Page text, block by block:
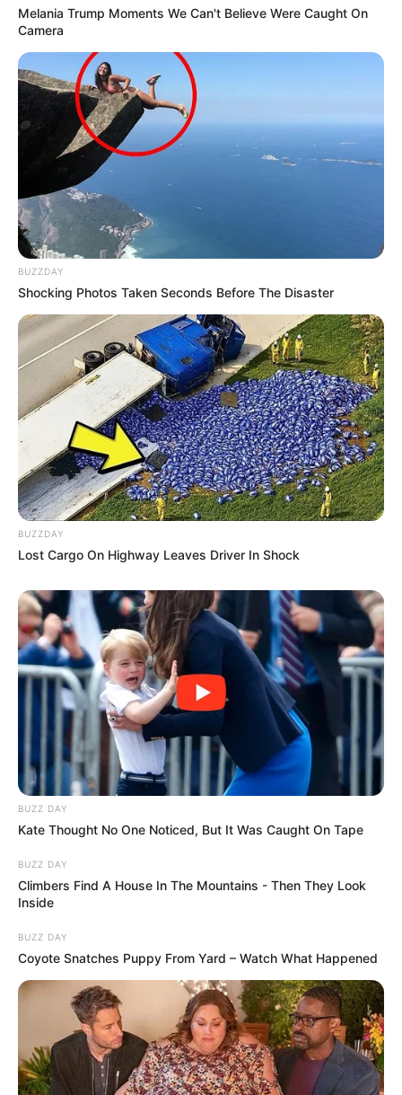
Melania Trump Moments We Can't Believe Were Caught On
Camera
BUZZDAY
Shocking Photos Taken Seconds Before The Disaster
BUZZDAY
Lost Cargo On Highway Leaves Driver In Shock
BUZZ DAY
Kate Thought No One Noticed, But It Was Caught On Tape
BUZZ DAY
Climbers Find A House In The Mountains - Then They Look
Inside
BUZZ DAY
Coyote Snatches Puppy From Yard – Watch What Happened